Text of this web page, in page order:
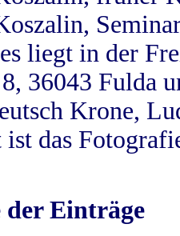
liegt in der
36043 Fulda
Krone,
das
der Einträge